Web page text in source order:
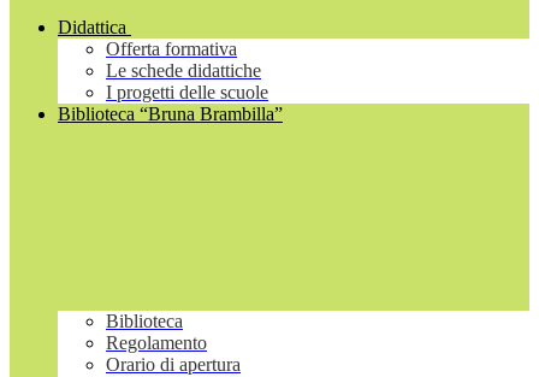
Didattica
Offerta formativa
Le schede didattiche
I progetti delle scuole
Biblioteca “Bruna Brambilla”
Biblioteca
Regolamento
Orario di apertura